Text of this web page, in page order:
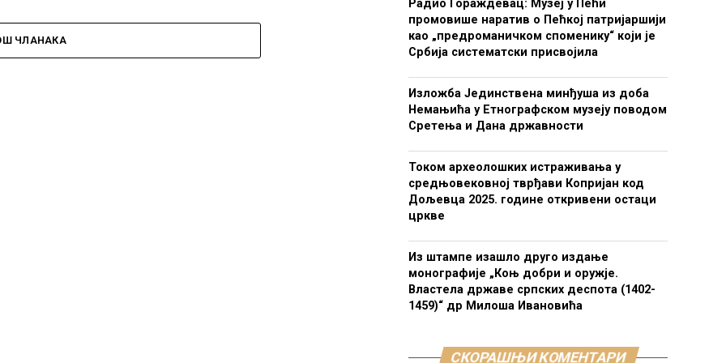
ЧЛАНАКА
Радио Гораждевац: Музеј у Пећи
промовише наратив о Пећкој патријаршији
као „предроманичком споменику“ који је
Србија систематски присвојила
Изложба Јединствена минђуша из доба
Немањића у Етнографском музеју поводом
Сретења и Дана државности
Током археолошких истраживања у
средњовековној тврђави Копријан код
Дољевца 2025. године откривени остаци
цркве
Из штампе изашло друго издање
монографије „Коњ добри и оружје.
Властела државе српских деспота (1402-
1459)“ др Милоша Ивановића
СКОРАШЊИ КОМЕНТАРИ